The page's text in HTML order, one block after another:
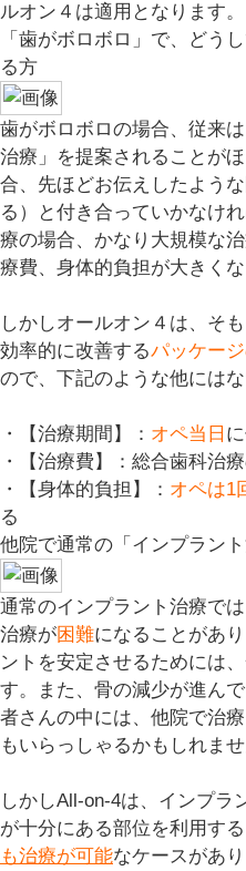
ルオン４は適用となります。
「歯がボロボロ」で、どう
る方
歯がボロボロの場合、従来は
治療 」を提案されることが
合、先ほどお伝えしたよう
る）と付き合っていかなけ
療の場合、かなり大規模な
療費、身体的負担が大きく
しかしオールオン４は、そも
効率的に改善するパッケー
ので、下記のような他には
・【治療期間】： オペ当日
・【治療費】：総合歯科治
・【身体的負担】： オペは1
る
他院で通常の「インプラント
通常のインプラント治療で
治療が困難になることがあ
ントを安定させるためには
す。また、骨の減少が進ん
者さんの中には、他院で治
もいらっしゃるかもしれませ
しかしAll-on-4は、インプラ
が十分にある部位を利用する
も治療が可能なケースがあり